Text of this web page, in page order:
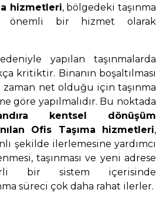
hizmetleri, bölgedeki taşınma
önemli bir hizmet olarak
yapılan taşınmalarda
kritiktir. Binanın boşaltılması
net olduğu için taşınma
göre yapılmalıdır. Bu noktada
kentsel dönüşüm
Ofis Taşıma hizmetleri,
şekilde ilerlemesine yardımcı
taşınması ve yeni adrese
bir sistem içerisinde
süreci çok daha rahat ilerler.